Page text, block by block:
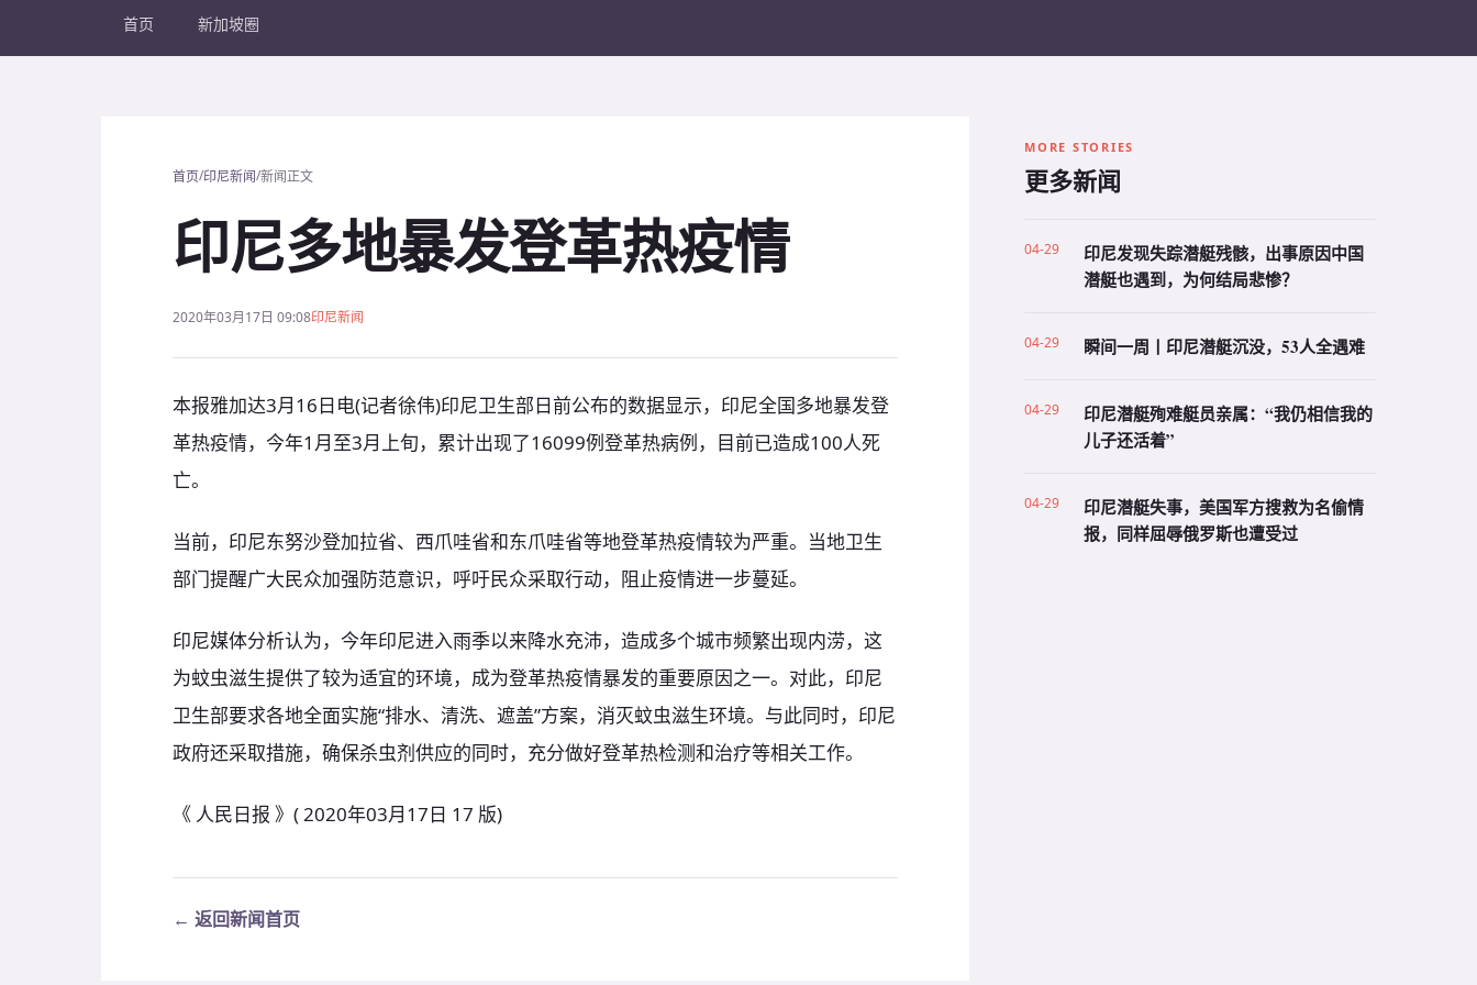
首页 新加坡圈
首页/印尼新闻/新闻正文
印尼多地暴发登革热疫情
2020年03月17日 09:08印尼新闻
本报雅加达3月16日电(记者徐伟)印尼卫生部日前公布的数据显示，印尼全国多地暴发登
革热疫情，今年1月至3月上旬，累计出现了16099例登革热病例，目前已造成100人死
亡。
当前，印尼东努沙登加拉省、西爪哇省和东爪哇省等地登革热疫情较为严重。当地卫生
部门提醒广大民众加强防范意识，呼吁民众采取行动，阻止疫情进一步蔓延。
印尼媒体分析认为，今年印尼进入雨季以来降水充沛，造成多个城市频繁出现内涝，这
为蚊虫滋生提供了较为适宜的环境，成为登革热疫情暴发的重要原因之一。对此，印尼
卫生部要求各地全面实施“排水、清洗、遮盖”方案，消灭蚊虫滋生环境。与此同时，印尼
政府还采取措施，确保杀虫剂供应的同时，充分做好登革热检测和治疗等相关工作。
《 人民日报 》( 2020年03月17日 17 版)
← 返回新闻首页
MORE STORIES
更多新闻
04-29
印尼发现失踪潜艇残骸，出事原因中国
潜艇也遇到，为何结局悲惨？
04-29 瞬间一周丨印尼潜艇沉没，53人全遇难
04-29
印尼潜艇殉难艇员亲属：“我仍相信我的
儿子还活着”
04-29
印尼潜艇失事，美国军方搜救为名偷情
报，同样屈辱俄罗斯也遭受过